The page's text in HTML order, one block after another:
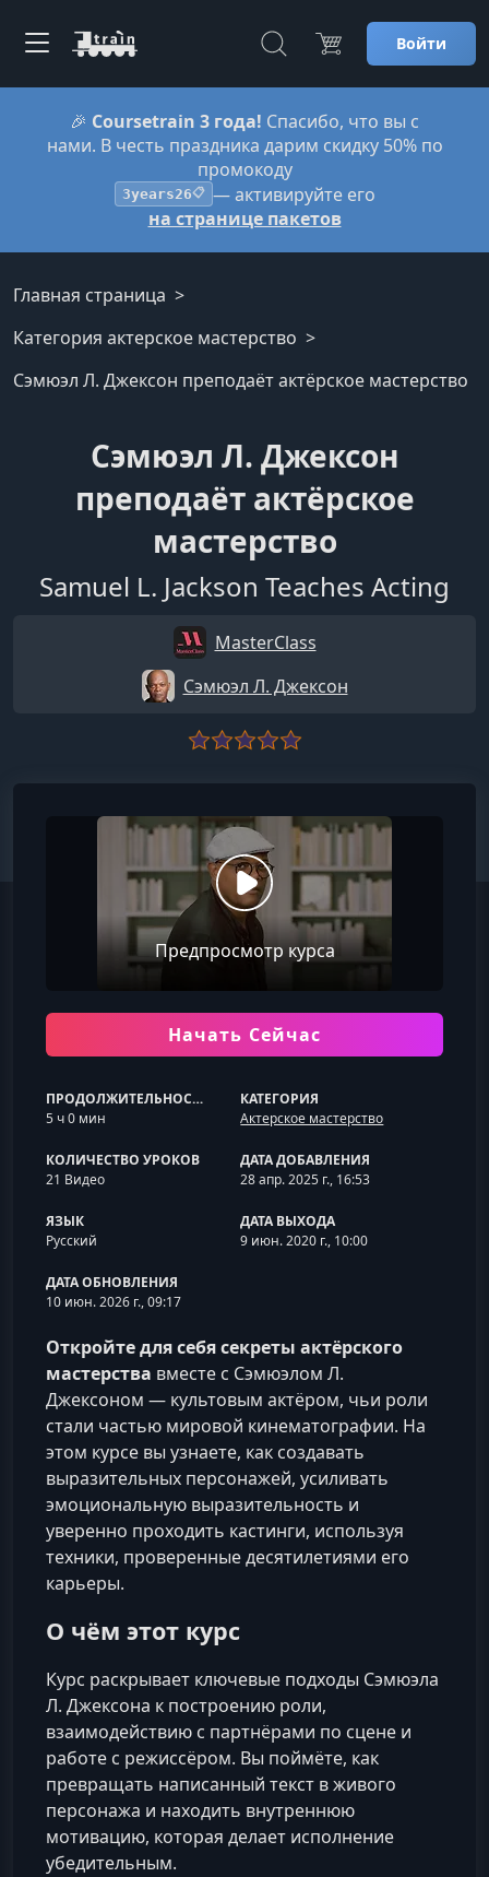
Войти
🎉 Coursetrain 3 года! Спасибо, что вы с
нами. В честь праздника дарим скидку 50% по
промокоду
3years26📋 — активируйте его
на странице пакетов
Главная страница
Категория актерское мастерство
Сэмюэл Л. Джексон преподаёт актёрское мастерство
Сэмюэл Л. Джексон
преподаёт актёрское
мастерство
Samuel L. Jackson Teaches Acting
MasterClass
Сэмюэл Л. Джексон
Предпросмотр курса
Начать Сейчас
ПРОДОЛЖИТЕЛЬНОСТЬ
5 ч 0 мин
КАТЕГОРИЯ
Актерское мастерство
КОЛИЧЕСТВО УРОКОВ
21 Видео
ДАТА ДОБАВЛЕНИЯ
28 апр. 2025 г., 16:53
ЯЗЫК
Русский
ДАТА ВЫХОДА
9 июн. 2020 г., 10:00
ДАТА ОБНОВЛЕНИЯ
10 июн. 2026 г., 09:17
Откройте для себя секреты актёрского
мастерства вместе с Сэмюэлом Л.
Джексоном — культовым актёром, чьи роли
стали частью мировой кинематографии. На
этом курсе вы узнаете, как создавать
выразительных персонажей, усиливать
эмоциональную выразительность и
уверенно проходить кастинги, используя
техники, проверенные десятилетиями его
карьеры.
О чём этот курс
Курс раскрывает ключевые подходы Сэмюэла
Л. Джексона к построению роли,
взаимодействию с партнёрами по сцене и
работе с режиссёром. Вы поймёте, как
превращать написанный текст в живого
персонажа и находить внутреннюю
мотивацию, которая делает исполнение
убедительным.